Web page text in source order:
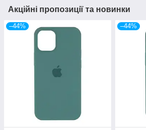
Акційні пропозиції та новинки
–44% –44%